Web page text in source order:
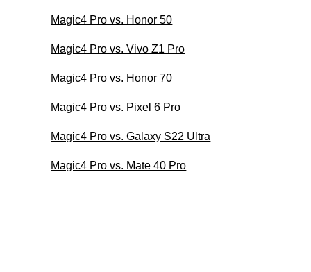
Magic4 Pro vs. Honor 50
Magic4 Pro vs. Vivo Z1 Pro
Magic4 Pro vs. Honor 70
Magic4 Pro vs. Pixel 6 Pro
Magic4 Pro vs. Galaxy S22 Ultra
Magic4 Pro vs. Mate 40 Pro